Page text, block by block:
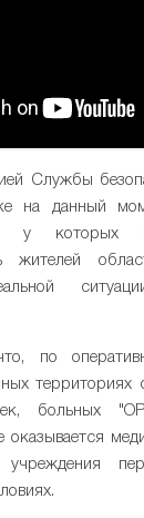
Службы
на данный
у которых
жителей
по
территориях
больных
оказывается
учреждения